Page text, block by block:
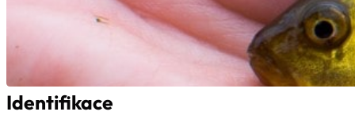
Identifikace